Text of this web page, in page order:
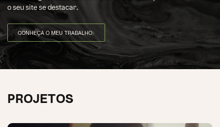
o seu site se destacar.
CONHEÇA O MEU TRABALHO
PROJETOS